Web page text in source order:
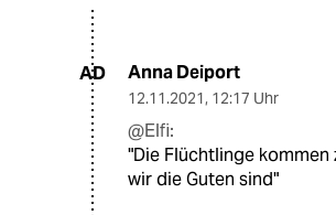
AD Anna Deiport
12.11.2021, 12:17 Uhr
@Elfi:
"Die Flüchtlinge kommen
wir die Guten sind"